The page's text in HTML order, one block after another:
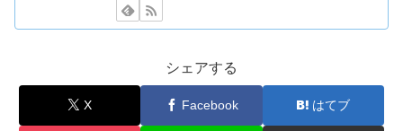
シェアする
X Facebook はてブ